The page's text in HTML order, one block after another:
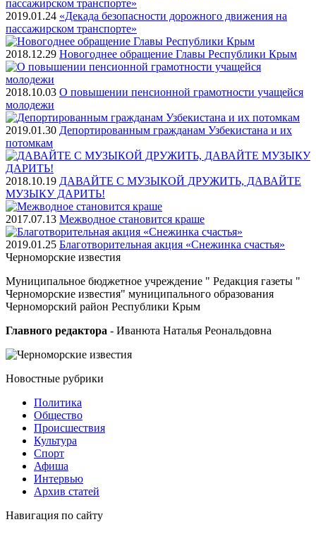
2019.01.24 «Декада безопасности дорожного движения на
пассажирском транспорте»
2018.12.29 Новогоднее обращение Главы Республики Крым
2018.10.03 О повышении пенсионной грамотности учащейся
молодежи
2019.01.30 Депортированным гражданам Узбекистана и их
потомкам
2018.10.19 ДАВАЙТЕ С МУЗЫКОЙ ДРУЖИТЬ, ДАВАЙТЕ
МУЗЫКУ ДАРИТЬ!
2017.07.13 Межводное становится краше
2019.01.25 Благотворительная акция «Снежинка счастья»
Черноморские известия
Муниципальное бюджетное учреждение " Редакция газеты "
Черноморские известия" муниципального образования
Черноморский район Республики Крым
Главного редактора - Иванюта Наталья Реональдовна
Новостные рубрики
Политика
Общество
Проиcшествия
Культура
Спорт
Афиша
Интервью
Архив статей
Навигация по сайту